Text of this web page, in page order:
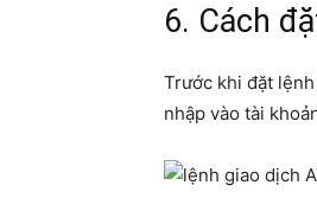
6. Cách
Trước khi đặt
nhập vào tài